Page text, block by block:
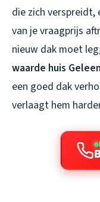
die zich verspreidt,
van je vraagprijs
nieuw dak moet
waarde huis Geleen
een goed dak
verlaagt hem